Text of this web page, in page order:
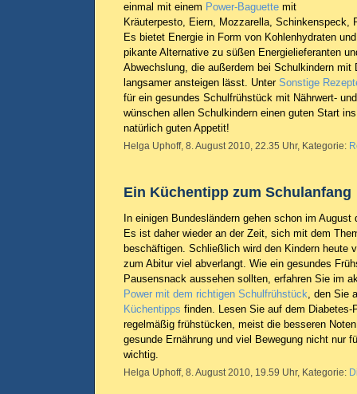
einmal mit einem Power-Baguette mit
Kräuterpesto, Eiern, Mozzarella, Schinkenspeck,
Es bietet Energie in Form von Kohlenhydraten
pikante Alternative zu süßen Energielieferanten
Abwechslung, die außerdem bei Schulkindern mit
langsamer ansteigen lässt. Unter Sonstige
für ein gesundes Schulfrühstück mit Nährwert-
wünschen allen Schulkindern einen guten Start
natürlich guten Appetit!
Helga Uphoff, 8. August 2010, 22.35 Uhr, Kategorie:
Ein Küchentipp zum Schulanfang
In einigen Bundesländern gehen schon im
Es ist daher wieder an der Zeit, sich mit dem
beschäftigen. Schließlich wird den Kindern heute
zum Abitur viel abverlangt. Wie ein gesundes
Pausensnack aussehen sollten, erfahren Sie im
Power mit dem richtigen Schulfrühstück, den Sie
Küchentipps finden. Lesen Sie auf dem Diabetes-
regelmäßig frühstücken, meist die besseren
gesunde Ernährung und viel Bewegung nicht nur
wichtig.
Helga Uphoff, 8. August 2010, 19.59 Uhr, Kategorie: